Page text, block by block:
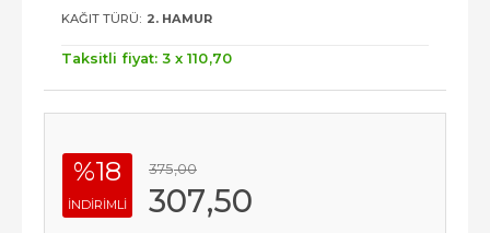
KAĞIT TÜRÜ: 2. HAMUR
Taksitli fiyat: 3 x 110,70
%18
INDIRIMLI
375,00
307,50